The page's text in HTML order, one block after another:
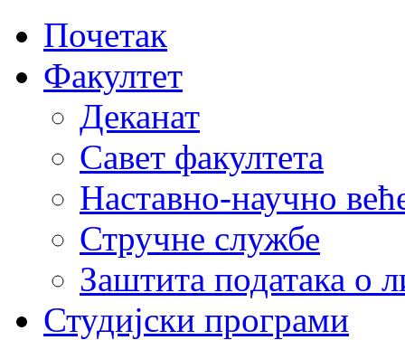
Почетак
Факултет
Деканат
Савет факултета
Наставно-научно
Стручне службе
Заштита података о
Студијски програми